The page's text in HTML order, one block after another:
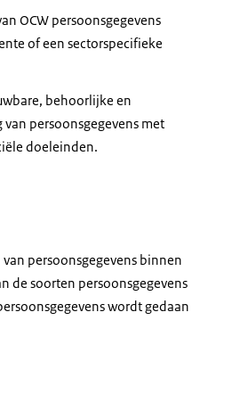
OCW persoonsgegevens
of een sectorspecifieke
behoorlijke en
persoonsgegevens met
doeleinden.
persoonsgegevens binnen
de soorten persoonsgegevens
wordt gedaan